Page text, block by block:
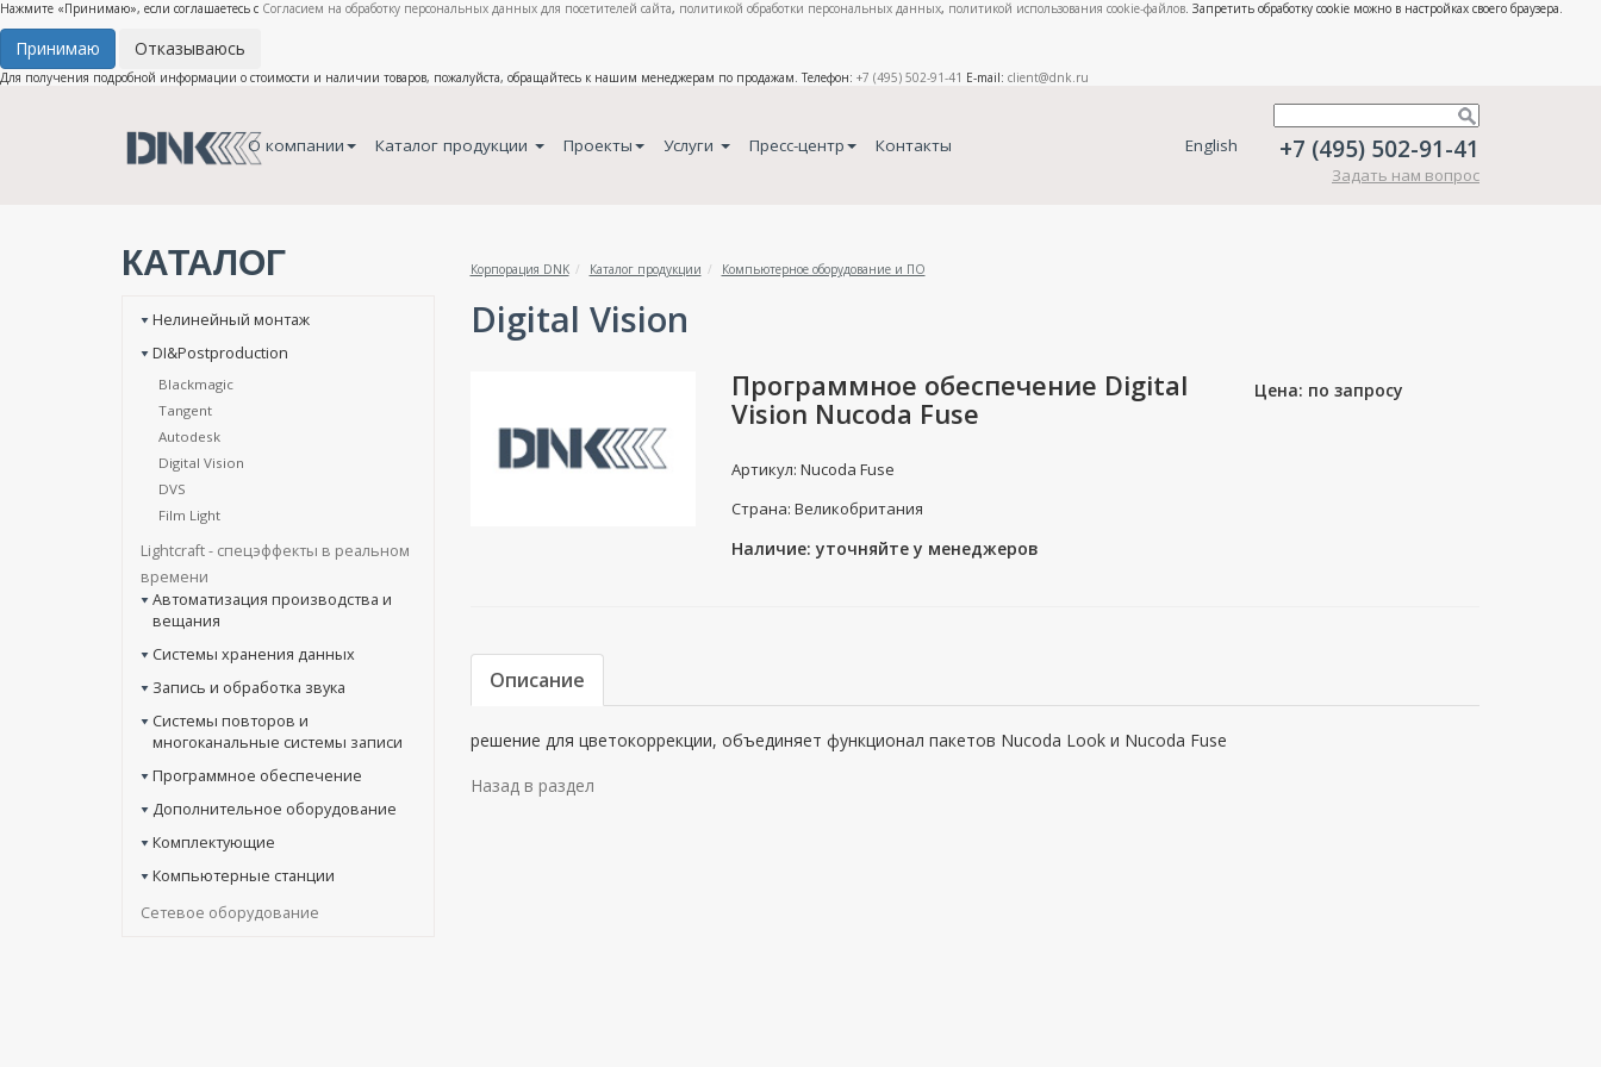
Нажмите «Принимаю», если соглашаетесь с Согласием на обработку персональных данных для посетителей сайта, политикой обработки персональных данных, политикой использования cookie-файлов. Запретить обработку cookie можно в настройках своего браузера.
Принимаю Отказываюсь
Для получения подробной информации о стоимости и наличии товаров, пожалуйста, обращайтесь к нашим менеджерам по продажам. Телефон: +7 (495) 502-91-41 E-mail: client@dnk.ru
О компании Каталог продукции Проекты Услуги Пресс-центр Контакты English +7 (495) 502-91-41
Задать нам вопрос
КАТАЛОГ Корпорация DNK Каталог продукции Компьютерное оборудование и ПО
Нелинейный монтаж
DI&Postproduction
Blackmagic
Tangent
Autodesk
Digital Vision
DVS
Film Light
Lightcraft - cпецэффекты в реальном
времени
Автоматизация производства и
вещания
Системы хранения данных
Запись и обработка звука
Системы повторов и
многоканальные системы записи
Программное обеспечение
Дополнительное оборудование
Комплектующие
Компьютерные станции
Сетевое оборудование
Digital Vision
Программное обеспечение Digital
Vision Nucoda Fuse
Артикул: Nucoda Fuse
Страна: Великобритания
Наличие: уточняйте у менеджеров
Цена: по запросу
Описание
решение для цветокоррекции, объединяет функционал пакетов Nucoda Look и Nucoda Fuse
Назад в раздел